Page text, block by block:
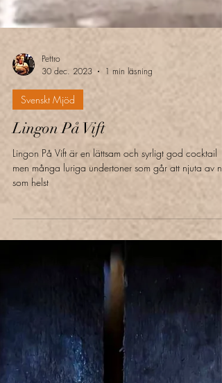
Pettro
30 dec. 2023
Svenskt Mjöd
Lingon På Vift
Lingon På Vift är en lättsam och syrligt god cocktail
men många luriga undertoner som går att njuta av